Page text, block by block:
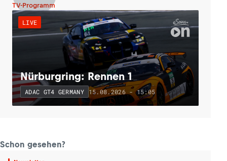
TV-Programm
LIVE
Nürburgring: Rennen 1
ADAC GT4 GERMANY 15.08.2026 - 15:05
Schon gesehen?